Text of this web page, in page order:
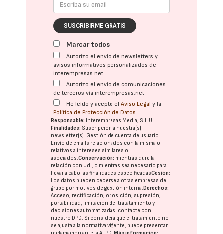
SUSCRIBIRME GRATIS
Marcar todos
Autorizo el envío de newsletters y
avisos informativos personalizados de
interempresas.net
Autorizo el envío de comunicaciones
de terceros vía interempresas.net
He leído y acepto elAviso Legal y la
Política de Protección de Datos
Responsable: Interempresas Media, S.L.U.
Finalidades: Suscripción a nuestra(s)
newsletter(s). Gestión de cuenta de usuario.
Envío de emails relacionados con la misma o
relativos a intereses similares o
asociados.Conservación: mientras dure la
relación con Ud., o mientras sea necesario para
llevar a cabo las finalidades especificadasCesión:
Los datos pueden cederse a otras empresas del
grupo por motivos de gestión interna.Derechos:
Acceso, rectificación, oposición, supresión,
portabilidad, limitación del tratatamiento y
decisiones automatizadas: contacte con
nuestro DPD . Si considera que el tratamiento no
se ajusta a la normativa vigente, puede presentar
reclamación ante laAEPD .Más información: